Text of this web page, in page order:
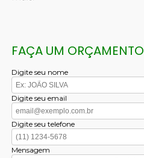
FAÇA UM ORÇAMENTO
Digite seu nome
Digite seu email
Digite seu telefone
Mensagem